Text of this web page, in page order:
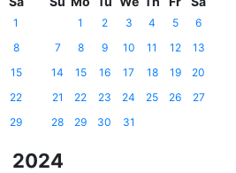
1
8
15
22
29
1 2 3 4 5
6
7
8 9 10 11 12
13
14
15 16 17 18 19
20
21
22 23 24 25 26
27
28
29 30 31
2024